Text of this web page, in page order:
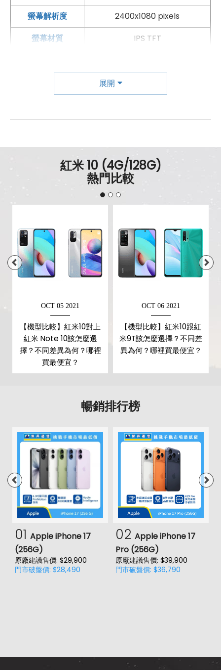
如果想要買到價格最便宜划算又有保障的手機當然要到傑
昇通信！傑昇通信是全台最大且經營30多年通信連鎖，挑
戰手機市場最低價，保證原廠公司貨，還送千元尊榮卡及
好禮抽獎卷， 續約/攜碼再享高額折扣！此外在台灣有超過
免擔心購買有保障，買手機來傑昇好節省！
螢幕解析度
2400x1080 pixels
螢幕材質
IPS TFT
第一主相機光圈
f1.8
錄影功能
1080p（30fps）
第二主相機鏡頭種類
超廣角鏡頭
第二主相機光圈
f2.2
第四主相機鏡頭種類
微距鏡頭
第四主相機光圈
f2.4
前相機
第一前相機畫素
800 萬畫素
4G FDD LTE頻率
1700(B4), 1800(B3), 1900(B2),
2100(B1), 2600(B7), 700(B28),
800(B20), 850(B5), 900(B8)
4G TDD LTE頻率
2300(B40), 2500(B41),
2600(B38)
3G 頻率
HSDPA, HSUPA, WCDMA
2G頻率
GSM 1800, GSM 1900, GSM 850,
GSM 900
SIM卡類型
nano-SIM
SIM卡槽2最高支援
4G
展開
紅米 10 (4G/128G)
熱門比較
OCT 05 2021
【機型比較】紅米10對上
紅米 Note 10該怎麼選
擇？不同差異為何？哪裡
買最便宜？
OCT 06 2021
【機型比較】紅米10跟紅
米9T該怎麼選擇？不同差
異為何？哪裡買最便宜？
暢銷排行榜
01 Apple iPhone 17
(256G)
原廠建議售價: $29,900
門市破盤價: $28,490
02 Apple iPhone 17
Pro (256G)
原廠建議售價: $39,900
門市破盤價: $36,790